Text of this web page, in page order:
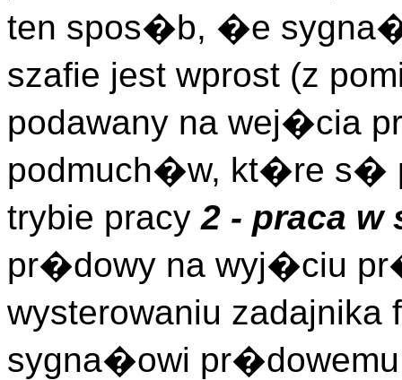
ten spos�b, �e
szafie jest wprost (z
podawany na wej�cia
podmuch�w, kt�re s�
trybie pracy2 - praca w
pr�dowy na wyj�ciu
wysterowaniu
sygna�owi